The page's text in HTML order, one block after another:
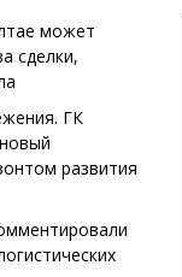
может
сделки,
ГК
развития